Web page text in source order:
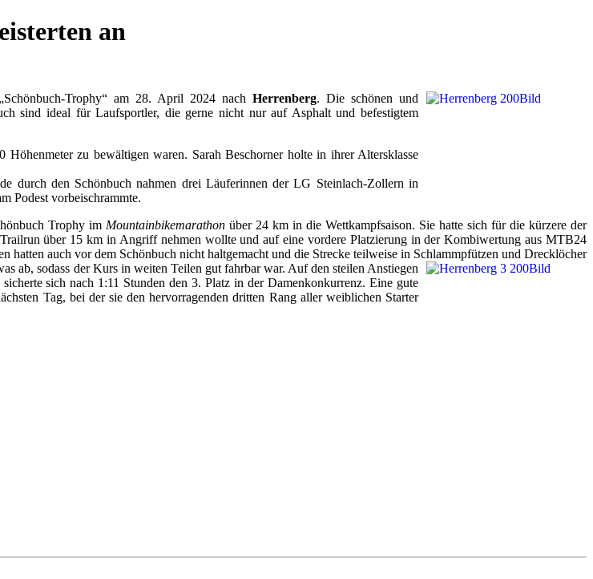
an
Trophy“ am 28. April 2024 nach Herrenberg. Die schönen und
sind ideal für Laufsportler, die gerne nicht nur auf Asphalt und befestigtem
zu bewältigen waren. Sarah Beschorner holte in ihrer Altersklasse
durch den Schönbuch nahmen drei Läuferinnen der LG Steinlach-Zollern in
Podest vorbeischrammte.
Trophy im Mountainbikemarathon über 24 km in die Wettkampfsaison. Sie hatte sich für die kürzere der
über 15 km in Angriff nehmen wollte und auf eine vordere Platzierung in der Kombiwertung aus MTB24
hatten auch vor dem Schönbuch nicht haltgemacht und die Strecke teilweise in Schlammpfützen und Drecklöcher
ab, sodass der Kurs in weiten Teilen gut fahrbar war. Auf den steilen Anstiegen
sich nach 1:11 Stunden den 3. Platz in der Damenkonkurrenz. Eine gute
Tag, bei der sie den hervorragenden dritten Rang aller weiblichen Starter